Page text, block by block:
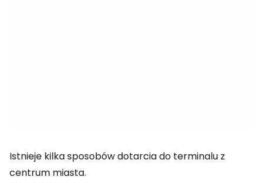
Istnieje kilka sposobów dotarcia do terminalu z
centrum miasta.